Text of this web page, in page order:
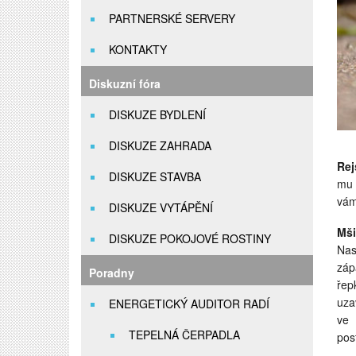
PARTNERSKÉ SERVERY
KONTAKTY
Diskuzní fóra
DISKUZE BYDLENÍ
DISKUZE ZAHRADA
DISKUZE STAVBA
DISKUZE VYTÁPĚNÍ
DISKUZE POKOJOVÉ ROSTINY
Poradny
ENERGETICKÝ AUDITOR RADÍ
TEPELNÁ ČERPADLA
ve